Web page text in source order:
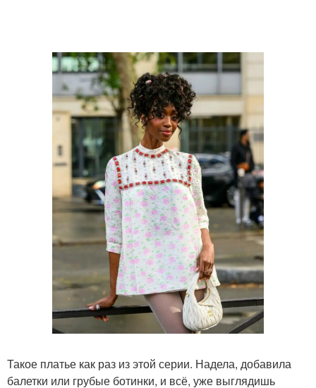
Такое платье как раз из этой серии. Надела, добавила
балетки или грубые ботинки, и всё, уже выглядишь